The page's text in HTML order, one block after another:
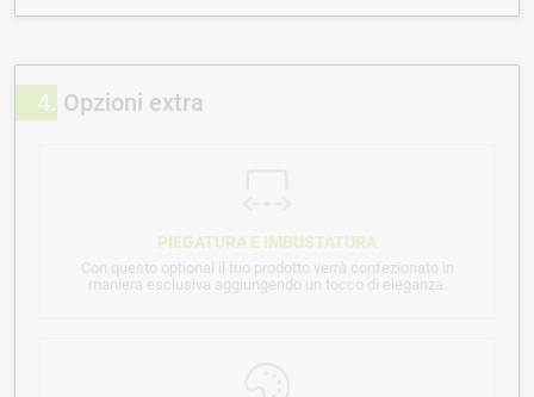
4 Opzioni extra
PIEGATURA E IMBUSTATURA
Con questo optional il tuo prodotto verrà confezionato in
maniera esclusiva aggiungendo un tocco di eleganza.